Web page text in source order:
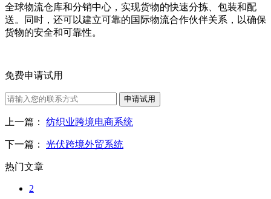
全球物流仓库和分销中心，实现货物的快速分拣、包装和配
送。同时，还可以建立可靠的国际物流合作伙伴关系，以确保
货物的安全和可靠性。
免费申请试用
申请试用
上一篇： 纺织业跨境电商系统
下一篇： 光伏跨境外贸系统
热门文章
2